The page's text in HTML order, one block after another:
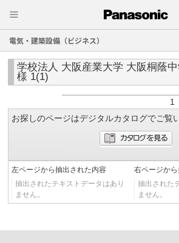
電気・建築設備（ビジネス）
学校法人 大阪産業大学 大阪桐蔭
様 1(1)
1
お探しのページはデジタルカタログでご覧
左ページから抽出された内容
抽出されたテキストデータはあり
ません。
右ページか
抽出された
ません。